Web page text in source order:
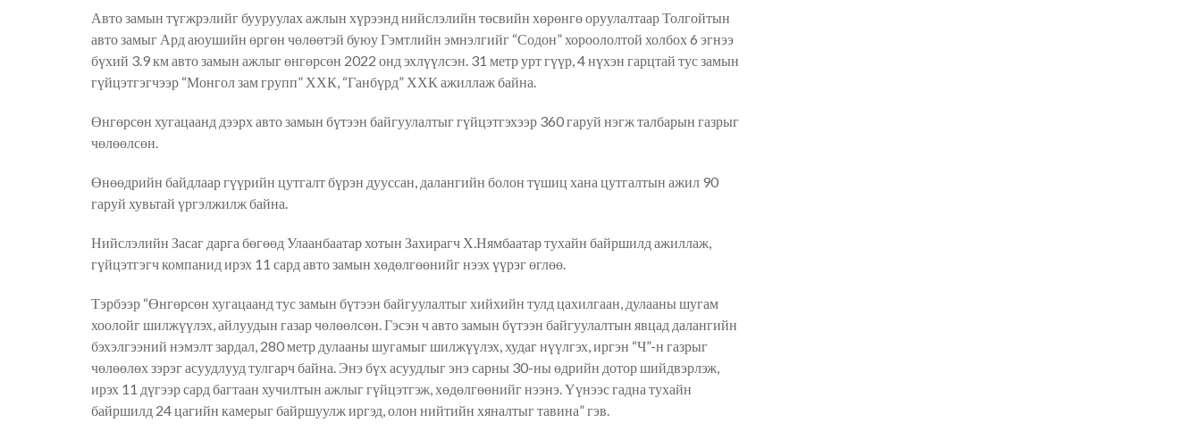
Авто замын түгжрэлийг бууруулах ажлын хүрээнд нийслэлийн төсвийн хөрөнгө оруулалтаар Толгойтын
авто замыг Ард аюушийн өргөн чөлөөтэй буюу Гэмтлийн эмнэлгийг “Содон” хороололтой холбох 6 эгнээ
бүхий 3.9 км авто замын ажлыг өнгөрсөн 2022 онд эхлүүлсэн. 31 метр урт гүүр, 4 нүхэн гарцтай тус замын
гүйцэтгэгчээр “Монгол зам групп” ХХК, “Ганбүрд” ХХК ажиллаж байна.
Өнгөрсөн хугацаанд дээрх авто замын бүтээн байгуулалтыг гүйцэтгэхээр 360 гаруй нэгж талбарын газрыг
чөлөөлсөн.
Өнөөдрийн байдлаар гүүрийн цутгалт бүрэн дууссан, далангийн болон түшиц хана цутгалтын ажил 90
гаруй хувьтай үргэлжилж байна.
Нийслэлийн Засаг дарга бөгөөд Улаанбаатар хотын Захирагч Х.Нямбаатар тухайн байршилд ажиллаж,
гүйцэтгэгч компанид ирэх 11 сард авто замын хөдөлгөөнийг нээх үүрэг өглөө.
Тэрбээр “Өнгөрсөн хугацаанд тус замын бүтээн байгуулалтыг хийхийн тулд цахилгаан, дулааны шугам
хоолойг шилжүүлэх, айлуудын газар чөлөөлсөн. Гэсэн ч авто замын бүтээн байгуулалтын явцад далангийн
бэхэлгээний нэмэлт зардал, 280 метр дулааны шугамыг шилжүүлэх, худаг нүүлгэх, иргэн “Ч”-н газрыг
чөлөөлөх зэрэг асуудлууд тулгарч байна. Энэ бүх асуудлыг энэ сарны 30-ны өдрийн дотор шийдвэрлэж,
ирэх 11 дүгээр сард багтаан хучилтын ажлыг гүйцэтгэж, хөдөлгөөнийг нээнэ. Үүнээс гадна тухайн
байршилд 24 цагийн камерыг байршуулж иргэд, олон нийтийн хяналтыг тавина” гэв.